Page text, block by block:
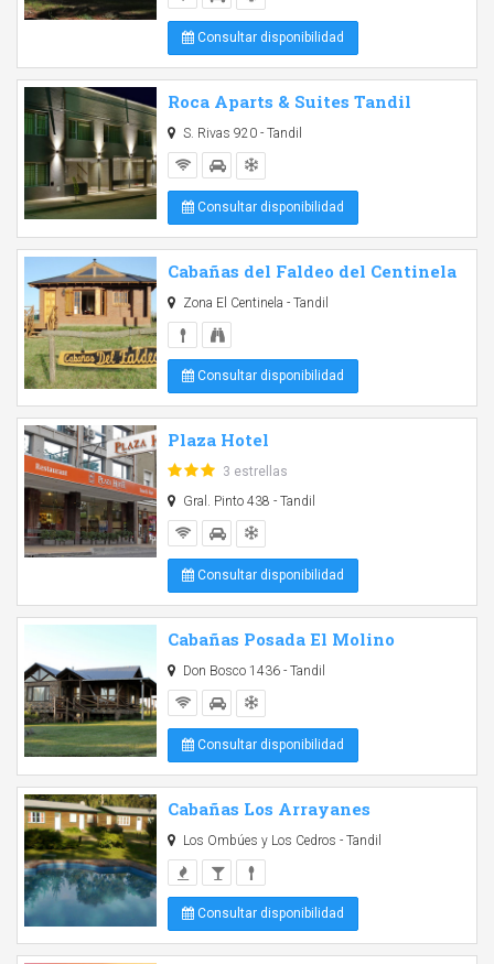
Consultar disponibilidad
Roca Aparts & Suites Tandil
S. Rivas 920 - Tandil
Consultar disponibilidad
Cabañas del Faldeo del Centinela
Zona El Centinela - Tandil
Consultar disponibilidad
Plaza Hotel
3 estrellas
Gral. Pinto 438 - Tandil
Consultar disponibilidad
Cabañas Posada El Molino
Don Bosco 1436 - Tandil
Consultar disponibilidad
Cabañas Los Arrayanes
Los Ombúes y Los Cedros - Tandil
Consultar disponibilidad